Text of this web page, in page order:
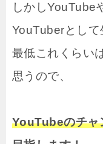
しかしYouTube
YouTuberとして
最低これくらい
思うので、
YouTubeのチャ